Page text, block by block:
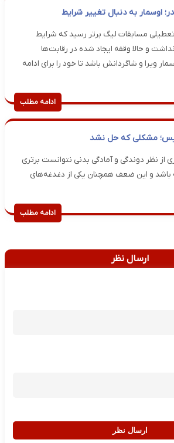
اوسمار به دنبال تغییر شرایط
مسابقات لیگ برتر رسید که شرایط
و حالا وقفه ایجاد شده در رقابت‌ها
ویرا و شاگردانش باشد تا خود را برای ادامه
ادامه مطلب
مشکلی که حل نشد
نظر دوندگی و آمادگی بدنی نتوانست برتری
باشد و این ضعف همچنان یکی از دغدغه‌های
ادامه مطلب
ارسال نظر
ارسال نظر